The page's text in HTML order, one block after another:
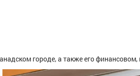
городе, а также его